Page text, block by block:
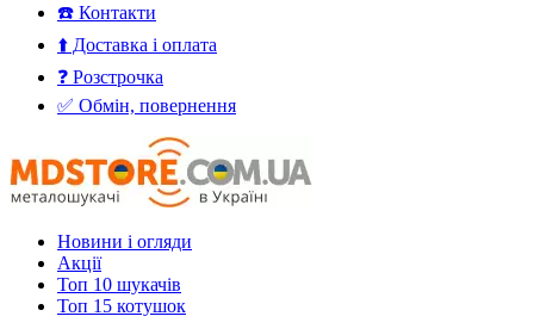
☎️ Контакти
⬆️ Доставка і оплата
❓ Розстрочка
✅ Обмін, повернення
Новини і огляди
Акції
Топ 10 шукачів
Топ 15 котушок